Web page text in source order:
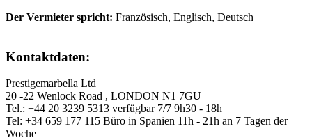
Der Vermieter spricht: Französisch, Englisch, Deutsch
Kontaktdaten:
Prestigemarbella Ltd
20 -22 Wenlock Road , LONDON N1 7GU
Tel.: +44 20 3239 5313 verfügbar 7/7 9h30 - 18h
Tel: +34 659 177 115 Büro in Spanien 11h - 21h an 7 Tagen der
Woche